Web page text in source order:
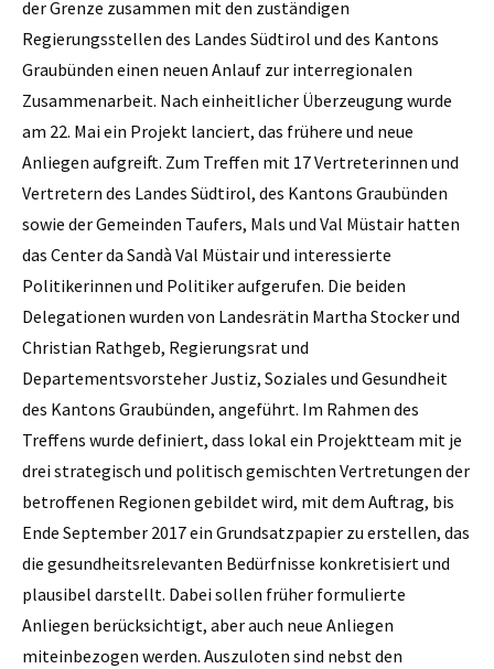
der Grenze zusammen mit den zuständigen
Regierungsstellen des Landes Südtirol und des Kantons
Graubünden einen neuen Anlauf zur interregionalen
Zusammenarbeit. Nach einheitlicher Überzeugung wurde
am 22. Mai ein Projekt lanciert, das frühere und neue
Anliegen aufgreift. Zum Treffen mit 17 Vertreterinnen und
Vertretern des Landes Südtirol, des Kantons Graubünden
sowie der Gemeinden Taufers, Mals und Val Müstair hatten
das Center da Sandà Val Müstair und interessierte
Politikerinnen und Politiker aufgerufen. Die beiden
Delegationen wurden von Landesrätin Martha Stocker und
Christian Rathgeb, Regierungsrat und
Departementsvorsteher Justiz, Soziales und Gesundheit
des Kantons Graubünden, angeführt. Im Rahmen des
Treffens wurde definiert, dass lokal ein Projektteam mit je
drei strategisch und politisch gemischten Vertretungen der
betroffenen Regionen gebildet wird, mit dem Auftrag, bis
Ende September 2017 ein Grundsatzpapier zu erstellen, das
die gesundheitsrelevanten Bedürfnisse konkretisiert und
plausibel darstellt. Dabei sollen früher formulierte
Anliegen berücksichtigt, aber auch neue Anliegen
miteinbezogen werden. Auszuloten sind nebst den